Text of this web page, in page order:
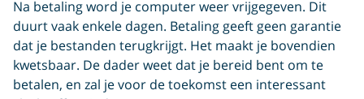
Na betaling word je computer weer vrijgegeven. Dit
duurt vaak enkele dagen. Betaling geeft geen garantie
dat je bestanden terugkrijgt. Het maakt je bovendien
kwetsbaar. De dader weet dat je bereid bent om te
betalen, en zal je voor de toekomst een interessant